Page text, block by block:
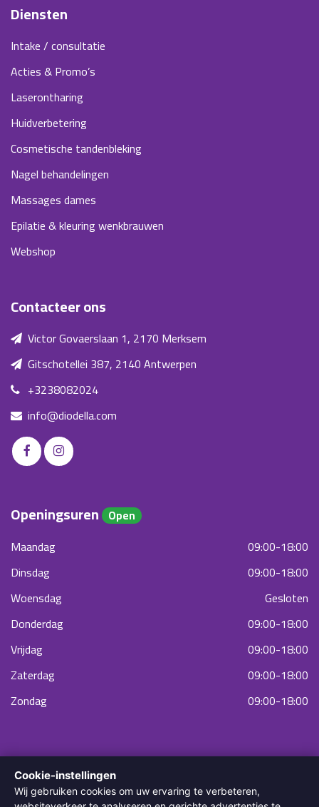
Diensten
Intake / consultatie
Acties & Promo’s
Laserontharing
Huidverbetering
Cosmetische tandenbleking
Nagel behandelingen
Massages dames
Epilatie & kleuring wenkbrauwen
Webshop
Contacteer ons
Victor Govaerslaan 1, 2170 Merksem
Gitschotellei 387, 2140 Antwerpen
+3238082024
info@diodella.com
Openingsuren Open
Maandag
09:00-18:00
Dinsdag
09:00-18:00
Woensdag
Gesloten
Donderdag
09:00-18:00
Vrijdag
09:00-18:00
Zaterdag
09:00-18:00
Zondag
09:00-18:00
Cookie-instellingen
Wij gebruiken cookies om uw ervaring te verbeteren,